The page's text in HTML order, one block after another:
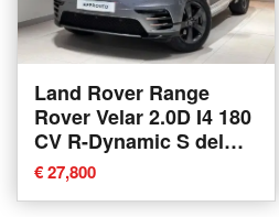
Land Rover Range
Rover Velar 2.0D I4 180
CV R-Dynamic S del
2020 usata a Varese
€ 27,800